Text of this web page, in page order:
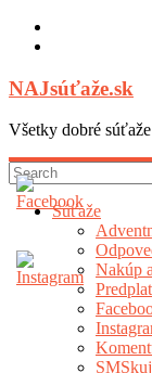
Skip
NAJsúťaže.sk
Všetky dobré
Súťaže
Nakúp